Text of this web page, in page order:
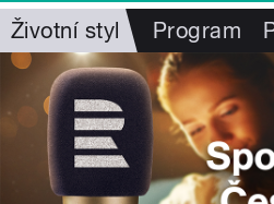
Životní styl Program